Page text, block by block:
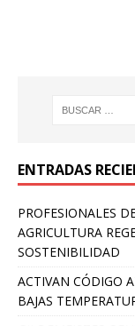
ENTRADAS
PROFESIONALES
AGRICULTURA
SOSTENIBILIDAD
ACTIVAN CÓDIGO
BAJAS